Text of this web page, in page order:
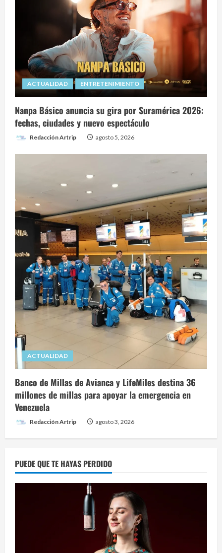
ACTUALIDAD ENTRETENIMIENTO
Nanpa Básico anuncia su gira por Suramérica 2026:
fechas, ciudades y nuevo espectáculo
Redacción Artrip agosto 5, 2026
ACTUALIDAD
Banco de Millas de Avianca y LifeMiles destina 36
millones de millas para apoyar la emergencia en
Venezuela
Redacción Artrip agosto 3, 2026
PUEDE QUE TE HAYAS PERDIDO